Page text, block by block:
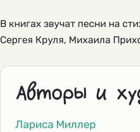
В книгах звучат песни на
Сергея Круля, Михаила
Авторы и
Лариса Миллер